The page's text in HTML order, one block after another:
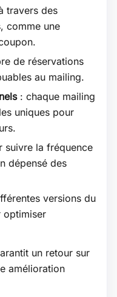
travers des
comme une
de réservations
au mailing.
: chaque mailing
uniques pour
suivre la fréquence
dépensé des
versions du
optimiser
un retour sur
amélioration